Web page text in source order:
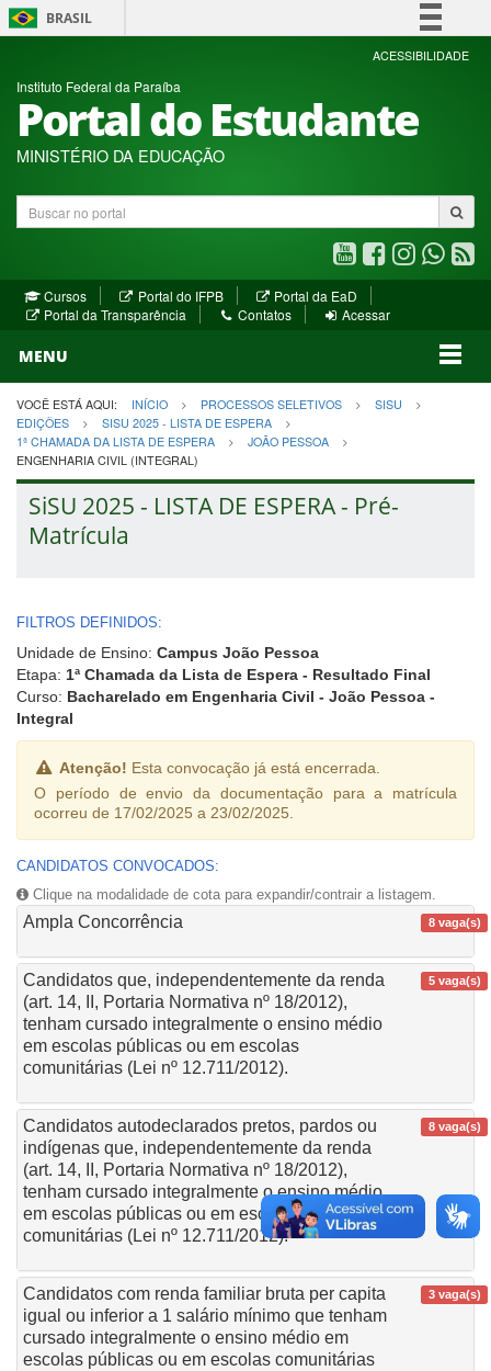
BRASIL
Simplifique!
Participe
ACESSIBILIDADE
Instituto Federal da Paraíba
Portal do Estudante
MINISTÉRIO DA EDUCAÇÃO
Buscar
no
Youtube
(abre
em
Facebook
(abre
Instagram
(abre
janela)
(abre
janela)
Cursos Portal do IFPB(abre
em
Portal da EaD
em
Portal da Transparência Contatos Acessar
MENU
VOCÊ ESTÁ AQUI: INÍCIO PROCESSOS SELETIVOS
SISU
EDIÇÕES
SISU 2025 - LISTA DE ESPERA
1ª CHAMADA DA LISTA DE ESPERA
JOÃO PESSOA
ENGENHARIA CIVIL (INTEGRAL)
SiSU 2025 - LISTA DE ESPERA - Pré-
Matrícula
FILTROS DEFINIDOS:
Unidade de Ensino: Campus João Pessoa
Etapa: 1ª Chamada da Lista de Espera - Resultado Final
Curso: Bacharelado em Engenharia Civil - João Pessoa -
Integral
Atenção! Esta convocação já está encerrada.
O período de envio da documentação para a matrícula
ocorreu de 17/02/2025 a 23/02/2025.
CANDIDATOS CONVOCADOS:
Clique na modalidade de cota para expandir/contrair a listagem.
Ampla Concorrência 8 vaga(s)
Candidatos que, independentemente da renda
(art. 14, II, Portaria Normativa nº 18/2012),
tenham cursado integralmente o ensino médio
em escolas públicas ou em escolas
comunitárias (Lei nº 12.711/2012).
5 vaga(s)
Candidatos autodeclarados pretos, pardos ou
indígenas que, independentemente da renda
(art. 14, II, Portaria Normativa nº 18/2012),
tenham cursado integralmente o ensino médio
em escolas públicas ou em escolas
comunitárias (Lei nº 12.711/2012).
8 vaga(s)
Candidatos com renda familiar bruta per capita
igual ou inferior a 1 salário mínimo que tenham
cursado integralmente o ensino médio em
escolas públicas ou em escolas comunitárias
3 vaga(s)